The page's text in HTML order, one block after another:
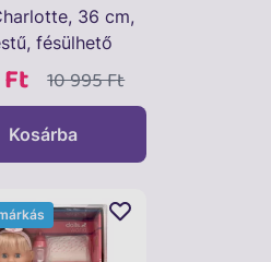
36 cm,
fésülhető
10 995 Ft
Kosárba